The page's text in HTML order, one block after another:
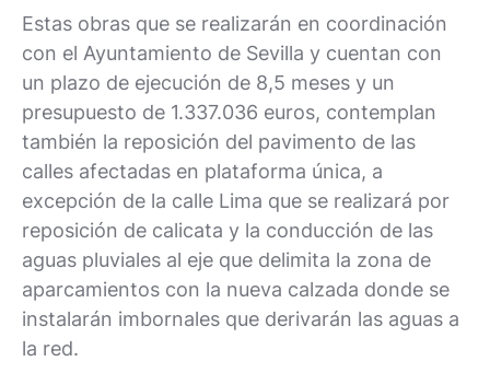
Estas obras que se realizarán en coordinación
con el Ayuntamiento de Sevilla y cuentan con
un plazo de ejecución de 8,5 meses y un
presupuesto de 1.337.036 euros, contemplan
también la reposición del pavimento de las
calles afectadas en plataforma única, a
excepción de la calle Lima que se realizará por
reposición de calicata y la conducción de las
aguas pluviales al eje que delimita la zona de
aparcamientos con la nueva calzada donde se
instalarán imbornales que derivarán las aguas a
la red.